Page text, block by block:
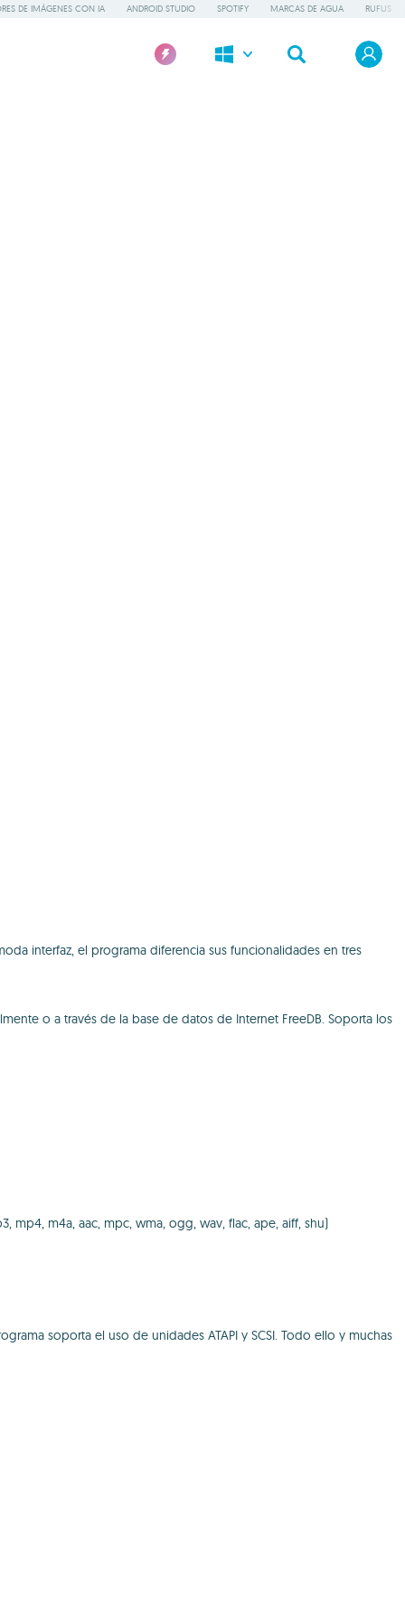
DE IMÁGENES CON IA ANDROID STUDIO SPOTIFY MARCAS DE AGUA RUFUS
interfaz, el programa diferencia sus funcionalidades en tres
o a través de la base de datos de Internet FreeDB. Soporta los
mp4, m4a, aac, mpc, wma, ogg, wav, flac, ape, aiff, shu)
soporta el uso de unidades ATAPI y SCSI. Todo ello y muchas